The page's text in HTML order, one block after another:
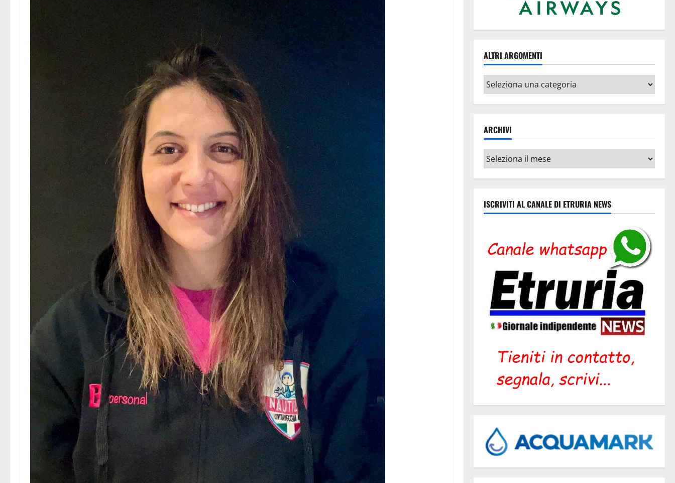
ALTRI ARGOMENTI
Altri
argomenti
ARCHIVI
Archivi
ISCRIVITI AL CANALE DI ETRURIA NEWS